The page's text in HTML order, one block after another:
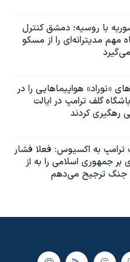
با روسیه؛ دمشق کنترل
مهم مدیترانه‌ای را از مسکو
«نوراد» هواپیماهایی را در
گلف ترامپ در ایالت
رهگیری کردند
ترامپ به اکسیوس: فعلا فشار
بر جمهوری اسلامی را به از
جنگ ترجیح می‌دهم